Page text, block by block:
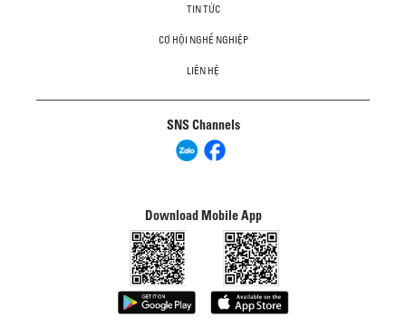
TIN TỨC
CƠ HỘI NGHỀ NGHIỆP
LIÊN HỆ
SNS Channels
Download Mobile App